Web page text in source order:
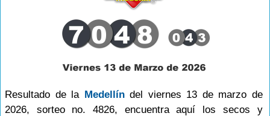
Resultado de la Medellíndel viernes 13 de marzo de
2026, sorteo no. 4826, encuentra aquí los secos y